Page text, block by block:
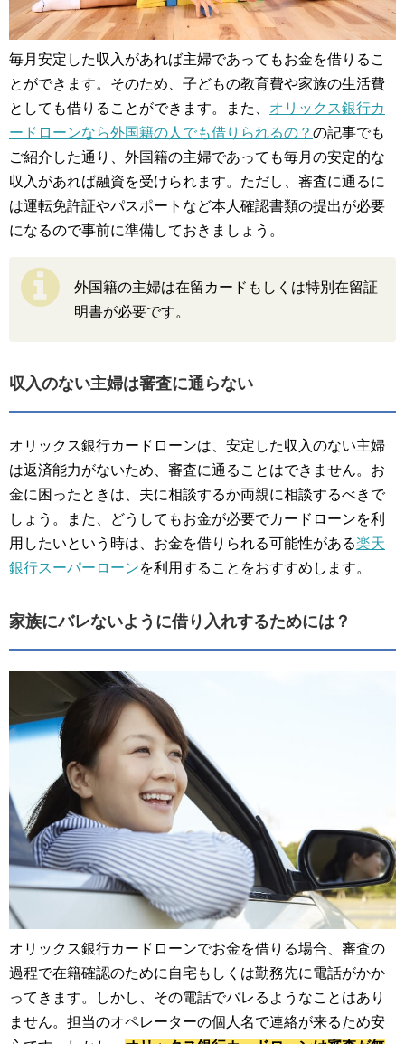
毎月安定した収入があれば主婦であってもお金を借りるこ
とができます。そのため、子どもの教育費や家族の生活費
としても借りることができます。また、 オリックス銀行カ
ードローンなら外国籍の人でも借りられるの？ の記事でも
ご紹介した通り、外国籍の主婦であっても毎月の安定的な
収入があれば融資を受けられます。ただし、審査に通るに
は運転免許証やパスポートなど本人確認書類の提出が必要
になるので事前に準備しておきましょう。
外国籍の主婦は在留カードもしくは特別在留証
明書が必要です。
収入のない主婦は審査に通らない
オリックス銀行カードローンは、安定した収入のない主婦
は返済能力がないため、審査に通ることはできません。お
金に困ったときは、夫に相談するか両親に相談するべきで
しょう。また、どうしてもお金が必要でカードローンを利
用したいという時は、お金を借りられる可能性がある楽天
銀行スーパーローンを利用することをおすすめします。
家族にバレないように借り入れするためには？
オリックス銀行カードローンでお金を借りる場合、審査の
過程で在籍確認のために自宅もしくは勤務先に電話がかか
ってきます。しかし、その電話でバレるようなことはあり
ません。担当のオペレーターの個人名で連絡が来るため安